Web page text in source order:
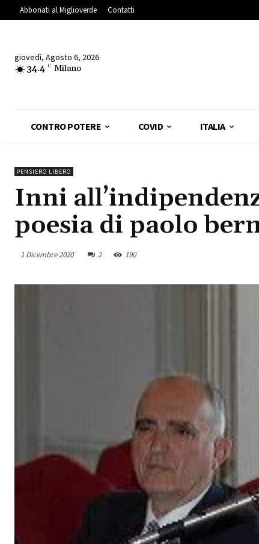
Abbonati al Miglioverde Contatti
giovedì, Agosto 6, 2026
34.4 C Milano
CONTRO POTERE COVID ITALIA
PENSIERO LIBERO
Inni
poesia di paolo
1 Dicembre 2020 2 190